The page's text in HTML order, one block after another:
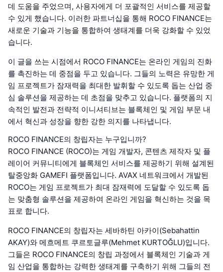
데 도움을 주었으며, 사용자에게 더 포괄적인 서비스를 제공할
수 있게 했습니다. 이러한 파트너십을 통해 ROCO FINANCE는
새로운 기술과 기능을 통합하여 생태계를 더욱 강화할 수 있었
습니다.
이 글을 쓰는 시점에서 ROCO FINANCE는 온라인 게임의 진화
를 촉진하는 데 중점을 두고 있습니다. 그들의 노력은 유망한 게
임 프로젝트가 잠재력을 최대한 발휘할 수 있도록 돕는 산업 중
심 솔루션을 제공하는 데 초점을 맞추고 있습니다. 플랫폼의 지
속적인 발전과 전략적 이니셔티브는 블록체인 및 게임 부문 내
에서 혁신과 성장을 향한 강한 의지를 나타냅니다.
ROCO FINANCE의 창립자는 누구입니까?
ROCO FINANCE (ROCO)는 게임 개발자, 콘텐츠 제작자 및 플
레이어 커뮤니티에게 블록체인 서비스를 제공하기 위해 설계된
탈중앙화 GAMEFI 플랫폼입니다. AVAX 네트워크에서 개발된
ROCO는 게임 프로젝트가 최대 잠재력에 도달할 수 있도록 돕
는 맞춤형 솔루션을 제공하여 온라인 게임을 혁신하는 것을 목
표로 합니다.
ROCO FINANCE의 창립자는 세바하틴 아카이(Sebahattin
AKAY)와 메흐메트 쿠르토글루(Mehmet KURTOĞLU)입니다.
그들은 ROCO FINANCE의 창립 과정에서 블록체인 기술과 게
임 산업을 통합하는 강력한 생태계를 구축하기 위해 그들의 전